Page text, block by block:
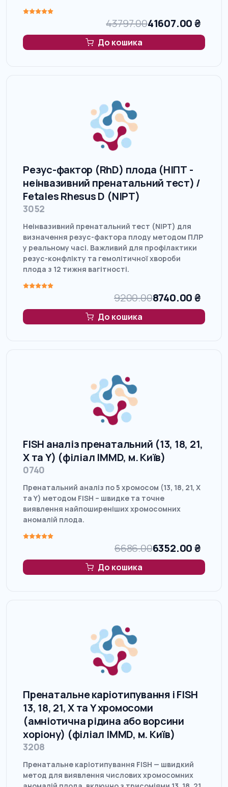
43797.0041607.00₴
До кошика
Резус-фактор (RhD) плода (НІПТ -
неінвазивний пренатальний тест) /
Fetales Rhesus D (NIPT)
3052
Неінвазивний пренатальний тест (NIPT) для
визначення резус-фактора плоду методом ПЛР
у реальному часі. Важливий для профілактики
резус-конфлікту та гемолітичної хвороби
плода з 12 тижня вагітності.
9200.008740.00₴
До кошика
FISH аналіз пренатальний (13, 18, 21,
Х та Y) (філіал IMMD, м. Київ)
0740
Пренатальний аналіз по 5 хромосом (13, 18, 21, Х
та Y) методом FISH – швидке та точне
виявлення найпоширеніших хромосомних
аномалій плода.
6686.006352.00₴
До кошика
Пренатальне каріотипування і FISH
13, 18, 21, X та Y хромосоми
(амніотична рідина або ворсини
хоріону) (філіал IMMD, м. Київ)
3208
Пренатальне каріотипування FISH — швидкий
метод для виявлення числових хромосомних